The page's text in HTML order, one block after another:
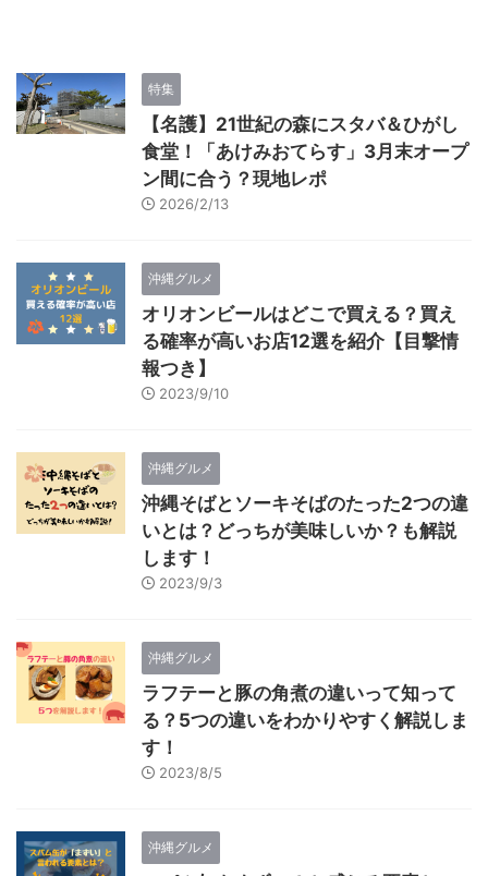
特集
【名護】21世紀の森にスタバ＆ひがし
食堂！「あけみおてらす」3月末オープ
ン間に合う？現地レポ
2026/2/13
沖縄グルメ
オリオンビールはどこで買える？買え
る確率が高いお店12選を紹介【目撃情
報つき】
2023/9/10
沖縄グルメ
沖縄そばとソーキそばのたった2つの違
いとは？どっちが美味しいか？も解説
します！
2023/9/3
沖縄グルメ
ラフテーと豚の角煮の違いって知って
る？5つの違いをわかりやすく解説しま
す！
2023/8/5
沖縄グルメ